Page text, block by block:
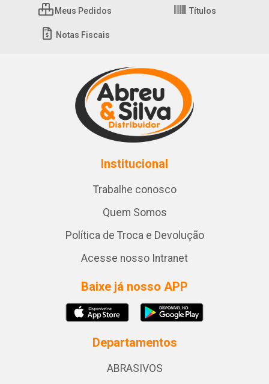
Meus Pedidos Títulos
Notas Fiscais
Institucional
Trabalhe conosco
Quem Somos
Política de Troca e Devolução
Acesse nosso Intranet
Baixe já nosso APP
Departamentos
ABRASIVOS